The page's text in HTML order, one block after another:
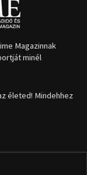
Magazinnak
minél
életed! Mindehhez